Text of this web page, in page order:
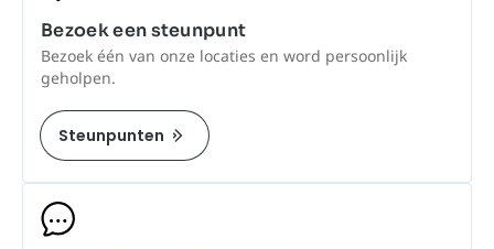
Bezoek een steunpunt
Bezoek één van onze locaties en word persoonlijk
geholpen.
Steunpunten